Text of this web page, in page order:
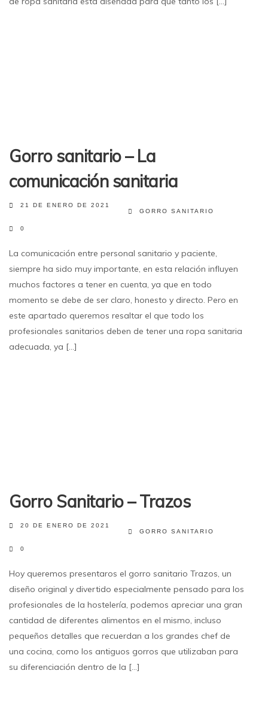
Gorro sanitario – La
comunicación sanitaria
21 DE ENERO DE 2021
GORRO SANITARIO
0
La comunicación entre personal sanitario y paciente,
siempre ha sido muy importante, en esta relación influyen
muchos factores a tener en cuenta, ya que en todo
momento se debe de ser claro, honesto y directo. Pero en
este apartado queremos resaltar el que todo los
profesionales sanitarios deben de tener una ropa sanitaria
adecuada, ya [...]
Gorro Sanitario – Trazos
20 DE ENERO DE 2021
GORRO SANITARIO
0
Hoy queremos presentaros el gorro sanitario Trazos, un
diseño original y divertido especialmente pensado para los
profesionales de la hostelería, podemos apreciar una gran
cantidad de diferentes alimentos en el mismo, incluso
pequeños detalles que recuerdan a los grandes chef de
una cocina, como los antiguos gorros que utilizaban para
su diferenciación dentro de la [...]